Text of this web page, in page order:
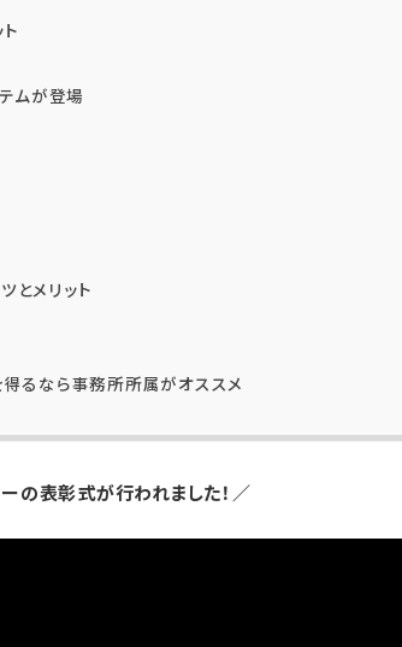
ムが登場
とメリット
るなら事務所所属がオススメ
の表彰式が行われました！／